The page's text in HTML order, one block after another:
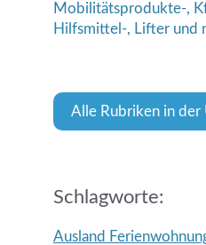
Mobilitätsprodukte-,
Hilfsmittel-, Lifter und
Alle Rubriken in der
Schlagworte:
Ausland